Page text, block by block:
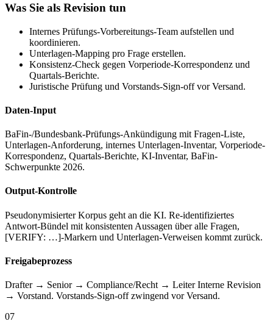
Was Sie als Revision tun
Internes Prüfungs-Vorbereitungs-Team aufstellen und
koordinieren.
Unterlagen-Mapping pro Frage erstellen.
Konsistenz-Check gegen Vorperiode-Korrespondenz und
Quartals-Berichte.
Juristische Prüfung und Vorstands-Sign-off vor Versand.
Daten-Input
BaFin-/Bundesbank-Prüfungs-Ankündigung mit Fragen-Liste,
Unterlagen-Anforderung, internes Unterlagen-Inventar, Vorperiode-
Korrespondenz, Quartals-Berichte, KI-Inventar, BaFin-
Schwerpunkte 2026.
Output-Kontrolle
Pseudonymisierter Korpus geht an die KI. Re-identifiziertes
Antwort-Bündel mit konsistenten Aussagen über alle Fragen,
[VERIFY: …]-Markern und Unterlagen-Verweisen kommt zurück.
Freigabeprozess
Drafter → Senior → Compliance/Recht → Leiter Interne Revision
→ Vorstand. Vorstands-Sign-off zwingend vor Versand.
07